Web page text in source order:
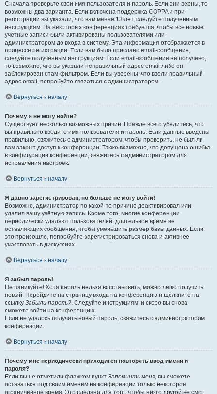
Сначала проверьте свои имя пользователя и пароль. Если они верны, то
возможны два варианта. Если включена поддержка COPPA и при
регистрации вы указали, что вам менее 13 лет, следуйте полученным
инструкциям. На некоторых конференциях требуется, чтобы все новые
учётные записи были активированы пользователями или
администратором до входа в систему. Эта информация отображается в
процессе регистрации. Если вам было прислано email-сообщение,
следуйте полученным инструкциям. Если email-сообщение не получено,
то возможно, что вы указали неправильный адрес email либо он
заблокирован спам-фильтром. Если вы уверены, что ввели правильный
адрес email, попробуйте связаться с администратором.
Вернуться к началу
Почему я не могу войти?
Существует несколько возможных причин. Прежде всего убедитесь, что
вы правильно вводите имя пользователя и пароль. Если данные введены
правильно, свяжитесь с администратором, чтобы проверить, не был ли
вам закрыт доступ к конференции. Также возможно, что допущена ошибка
в конфигурации конференции, свяжитесь с администратором для
исправления настроек.
Вернуться к началу
Я давно зарегистрирован, но больше не могу войти!
Возможно, администратор по какой-то причине деактивировал или
удалил вашу учётную запись. Кроме того, многие конференции
периодически удаляют пользователей, длительное время не
оставляющих сообщения, чтобы уменьшить размер базы данных. Если
это произошло, попробуйте зарегистрироваться снова и активнее
участвовать в дискуссиях.
Вернуться к началу
Я забыл пароль!
Не паникуйте! Хотя пароль нельзя восстановить, можно легко получить
новый. Перейдите на страницу входа на конференцию и щёлкните на
ссылку Забыли пароль?. Следуйте инструкциям, и скоро вы снова
сможете войти на конференцию.
Если не удалось получить новый пароль, свяжитесь с администратором
конференции.
Вернуться к началу
Почему мне периодически приходится повторять ввод имени и
пароля?
Если вы не отметили флажком пункт Запомнить меня, вы сможете
оставаться под своим именем на конференции только некоторое
ограниченное время. Это сделано для того, чтобы никто другой не смог